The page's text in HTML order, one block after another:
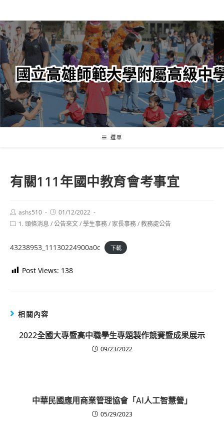
轉
至
主
內
容
選單
有關111年國中教育會考事宜
Post
author:
ashs510
Post
published:
01/12/2022
Post1. 頭條消息 /公告來文/學生事務/ 家長事務/教務處公告
43238953_11130224900a0c 下載
Post Views: 138
相關內容
2022全國大專暨高中職學生專題製作競賽暨成果展示
09/23/2022
中華民國應用商業管理協會「AI人工智慧營」
05/29/2023